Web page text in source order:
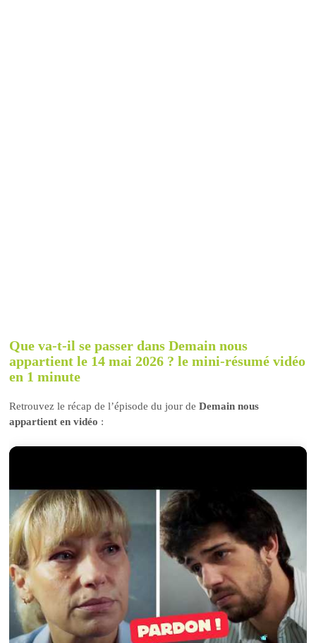
Que va-t-il se passer dans Demain nous
appartient le 14 mai 2026 ? le mini-résumé vidéo
en 1 minute
Retrouvez le récap de l’épisode du jour deDemain nous
appartient en vidéo :